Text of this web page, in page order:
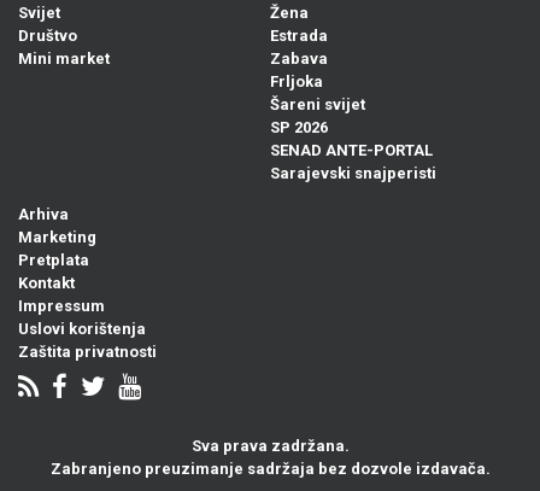
Svijet
Društvo
Mini market
Žena
Estrada
Zabava
Frljoka
Šareni svijet
SP 2026
SENAD ANTE-PORTAL
Sarajevski snajperisti
Arhiva
Marketing
Pretplata
Kontakt
Impressum
Uslovi korištenja
Zaštita privatnosti
Sva prava zadržana.
Zabranjeno preuzimanje sadržaja bez dozvole izdavača.